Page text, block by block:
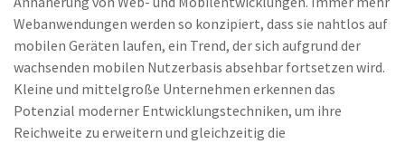
Webanwendungen werden so konzipiert, dass sie nahtlos auf
mobilen Geräten laufen, ein Trend, der sich aufgrund der
wachsenden mobilen Nutzerbasis absehbar fortsetzen wird.
Kleine und mittelgroße Unternehmen erkennen das
Potenzial moderner Entwicklungstechniken, um ihre
Reichweite zu erweitern und gleichzeitig die